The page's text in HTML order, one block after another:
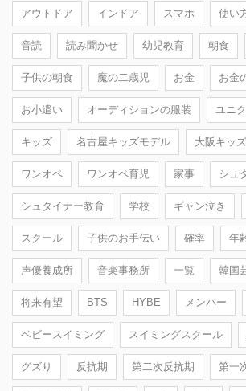
アウトドア インドア スマホ 使い
音読 読み聞かせ 幼児教育 朝食
子供の朝食 魔の二歳児 お金 お金
お小遣い オーディションの服装 ユニ
キッズ 名古屋キッズモデル 大阪キッ
ワンオペ ワンオペ育児 家事 シュ
シュタイナー教育 学校 ギャン泣き
スクール 子供のお手伝い 確率 年
声優養成所 音楽事務所 一覧 韓国
将来有望 BTS HYBE メンバー
ベビースイミング スイミングスクール
グズり 反抗期 第二次反抗期 第一